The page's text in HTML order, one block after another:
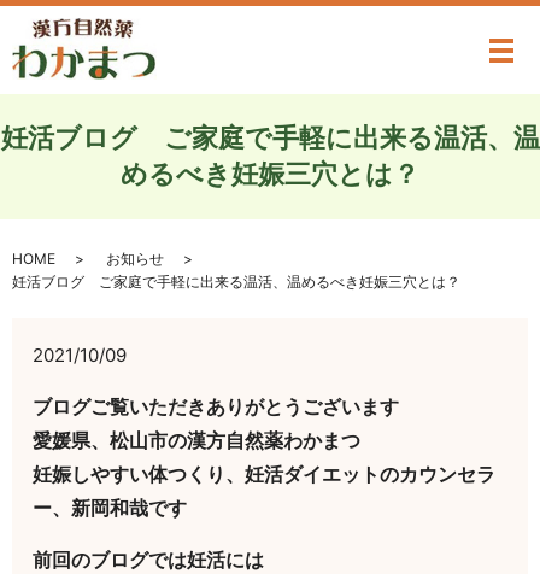
メ
妊活ブログ ご家庭で手軽に出来る温活、温
めるべき妊娠三穴とは？
HOME
お知らせ
妊活ブログ ご家庭で手軽に出来る温活、温めるべき妊娠三穴とは？
2021/10/09
ブログご覧いただきありがとうございます
愛媛県、松山市の漢方自然薬わかまつ
妊娠しやすい体つくり、妊活ダイエットのカウンセラ
ー、新岡和哉です
前回のブログでは妊活には